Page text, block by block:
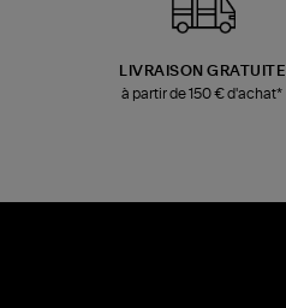
LIVRAISON GRATUITE
à partir de 150 € d'achat*